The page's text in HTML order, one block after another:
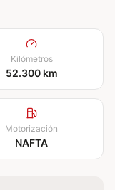
Kilómetros
52.300 km
Motorización
NAFTA